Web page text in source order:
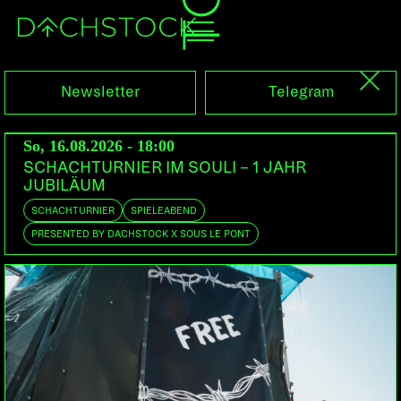
Fr, 15.11.2019
Newsletter Telegram
So, 16.08.2026 - 18:00
SCHACHTURNIER IM SOULI – 1 JAHR
JUBILÄUM
SCHACHTURNIER SPIELEABEND
PRESENTED BY DACHSTOCK X SOUS LE PONT